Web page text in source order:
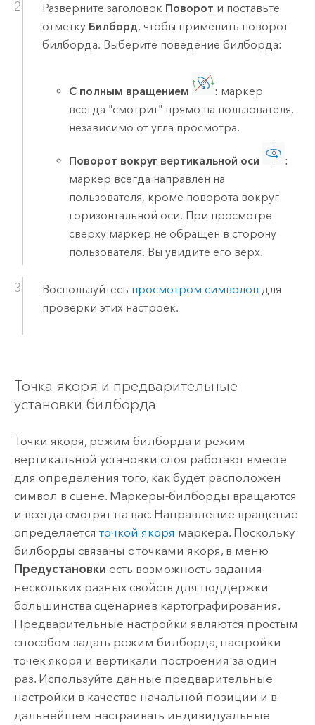
Разверните заголовок Поворот и поставьте
отметку Билборд, чтобы применить поворот
билборда. Выберите поведение билборда:
С полным вращением
: маркер
всегда "смотрит" прямо на пользователя,
независимо от угла просмотра.
Поворот вокруг вертикальной оси
:
маркер всегда направлен на
пользователя, кроме поворота вокруг
горизонтальной оси. При просмотре
сверху маркер не обращен в сторону
пользователя. Вы увидите его верх.
Воспользуйтесь просмотром символов для
проверки этих настроек.
Точка якоря и предварительные
установки билборда
Точки якоря, режим билборда и режим
вертикальной установки слоя работают вместе
для определения того, как будет расположен
символ в сцене. Маркеры-билборды вращаются
и всегда смотрят на вас. Направление вращение
определяется точкой якоря маркера. Поскольку
билборды связаны с точками якоря, в меню
Предустановки есть возможность задания
нескольких разных свойств для поддержки
большинства сценариев картографирования.
Предварительные настройки являются простым
способом задать режим билборда, настройки
точек якоря и вертикали построения за один
раз. Используйте данные предварительные
настройки в качестве начальной позиции и в
дальнейшем настраивать индивидуальные